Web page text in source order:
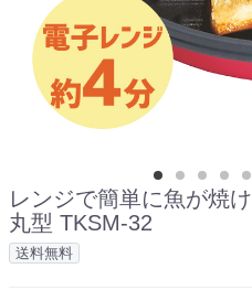
レンジで簡単に魚が焼
丸型 TKSM-32
送料無料